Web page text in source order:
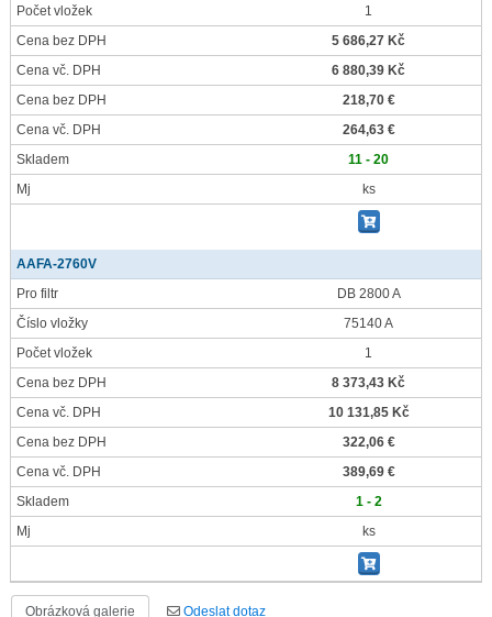
Počet vložek
1
Cena bez DPH
5 686,27 Kč
Cena vč. DPH
6 880,39 Kč
Cena bez DPH
218,70 €
Cena vč. DPH
264,63 €
Skladem
11 - 20
Mj
ks
AAFA-2760V
Pro filtr
DB 2800 A
Číslo vložky
75140 A
Počet vložek
1
Cena bez DPH
8 373,43 Kč
Cena vč. DPH
10 131,85 Kč
Cena bez DPH
322,06 €
Cena vč. DPH
389,69 €
Skladem
1 - 2
Mj
ks
Obrázková galerie Odeslat dotaz